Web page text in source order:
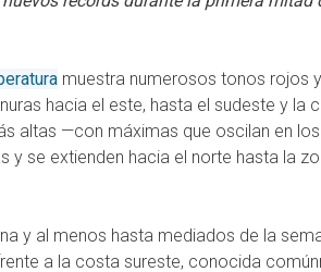
muestra numerosos tonos rojos
hacia el este, hasta el sudeste y la
altas —con máximas que oscilan en
y se extienden hacia el norte hasta la
y al menos hasta mediados de la
a la costa sureste, conocida